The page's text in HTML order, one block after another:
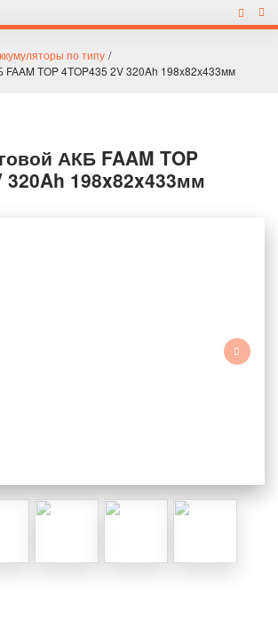
по типу /
FAAM TOP 4TOP435 2V 320Ah 198x82x433мм
АКБ FAAM TOP
320Ah 198x82x433мм